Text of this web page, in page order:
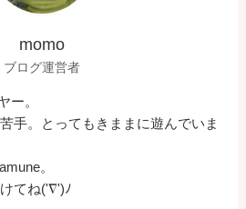
momo
ブログ運営者
ー。
手。とってもきままに遊んでいま
。
てね('∇')ﾉ